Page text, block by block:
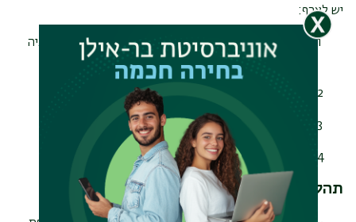
יש לצרף:
שם ופרטי התקשרות של מגיש/ת ההצעה (בתום שנה שניה
לתואר ולאחר אישור הצעת המחקר)
תיאור הפעילויות המתוכננות ומטרותיהן
המלצת המנחה
תהליך הקמת קבוצות השיח: